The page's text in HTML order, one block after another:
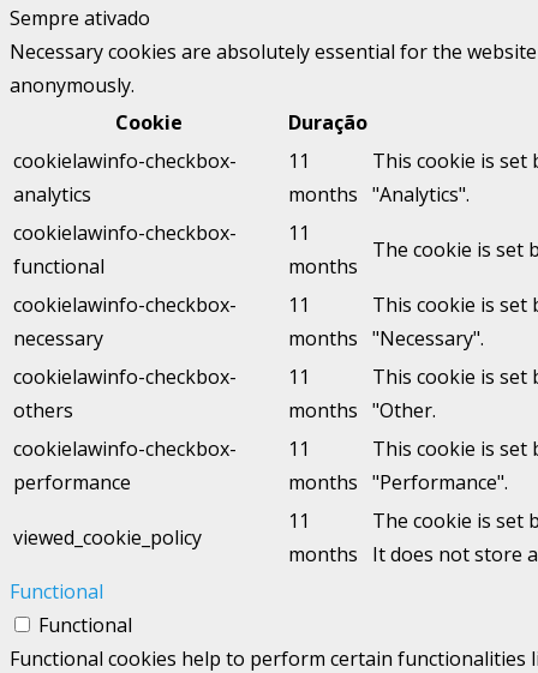
Sempre ativado
Necessary cookies are absolutely essential for the
anonymously.
Cookie
Duração
cookielawinfo-checkbox-
analytics
11
months
This cookie is set
"Analytics".
cookielawinfo-checkbox-
functional
11
months
The cookie is set
cookielawinfo-checkbox-
necessary
11
months
This cookie is set
"Necessary".
cookielawinfo-checkbox-
others
11
months
This cookie is set
"Other.
cookielawinfo-checkbox-
performance
11
months
This cookie is set
"Performance".
viewed_cookie_policy
11
months
The cookie is set
It does not store
Functional
Functional
Functional cookies help to perform certain